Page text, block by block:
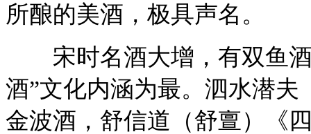
所酿的美酒，极具声名。
宋时名酒大增，有双鱼酒
酒”文化内涵为最。泗水潜
金波酒，舒信道（舒亶）《